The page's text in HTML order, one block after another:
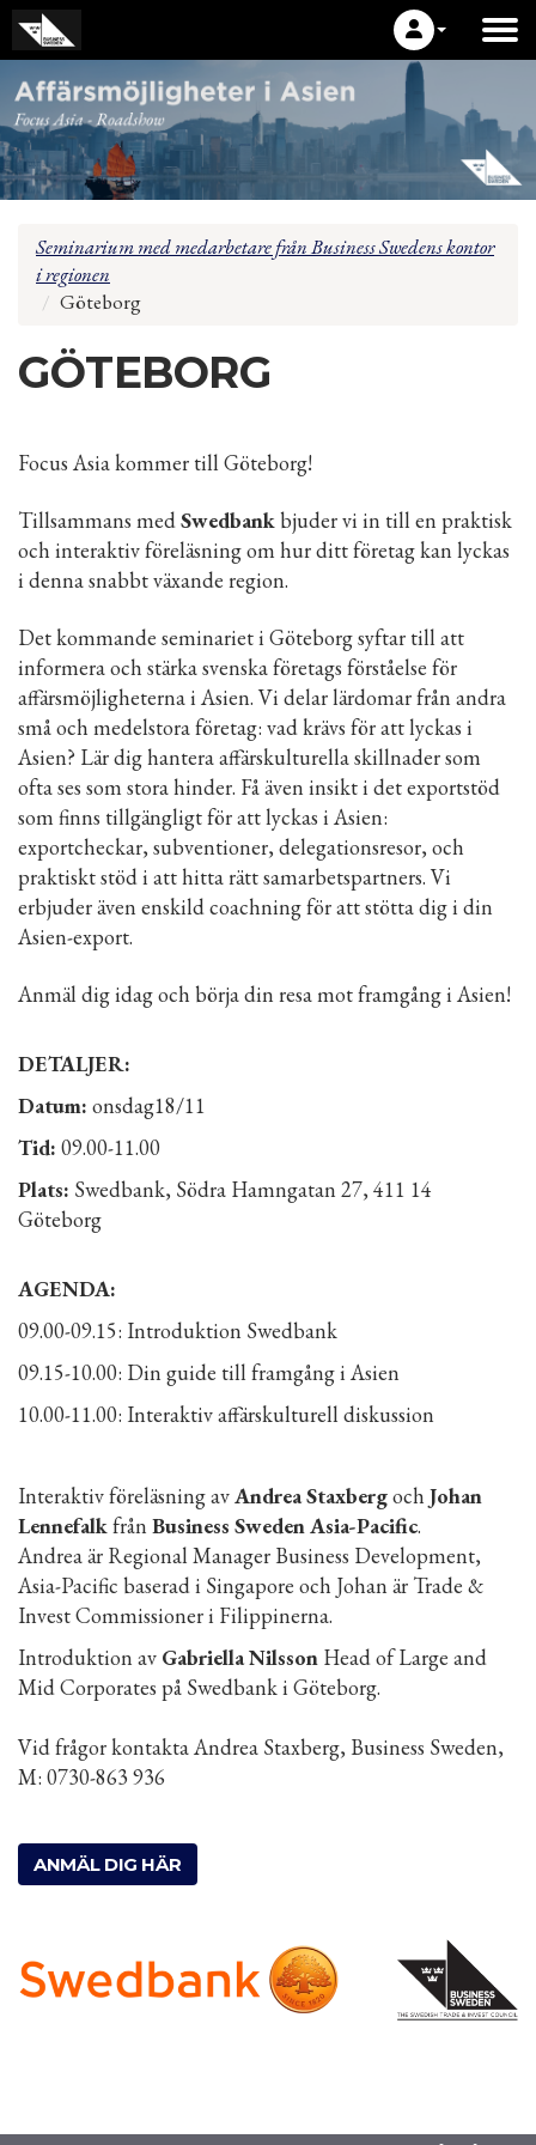
Seminarium med medarbetare från Business Swedens kontor
i regionen
Göteborg
GÖTEBORG
Focus Asia kommer till Göteborg!
Tillsammans medSwedbankbjuder vi in till en praktisk
och interaktiv föreläsning om hur ditt företag kan lyckas
i denna snabbt växande region.
Det kommande seminariet i Göteborg syftar till att
informera och stärka svenska företags förståelse för
affärsmöjligheterna i Asien. Vi delar lärdomar från andra
små och medelstora företag: vad krävs för att lyckas i
Asien? Lär dig hantera affärskulturella skillnader som
ofta ses som stora hinder. Få även insikt i det exportstöd
som finns tillgängligt för att lyckas i Asien:
exportcheckar, subventioner, delegationsresor, och
praktiskt stöd i att hitta rätt samarbetspartners. Vi
erbjuder även enskild coachning för att stötta dig i din
Asien-export.
Anmäl dig idag och börja din resa mot framgång i Asien!
DETALJER:
Datum: onsdag18/11
Tid: 09.00-11.00
Plats: Swedbank, Södra Hamngatan 27, 411 14
Göteborg
AGENDA:
09.00-09.15: Introduktion Swedbank
09.15-10.00: Din guide till framgång i Asien
10.00-11.00: Interaktiv affärskulturell diskussion
Interaktiv föreläsning avAndrea Staxbergoch Johan
Lennefalkfrån Business Sweden Asia-Pacific.
Andrea är Regional Manager Business Development,
Asia-Pacific baserad i Singapore och Johan är Trade &
Invest Commissioner i Filippinerna.
Introduktion av Gabriella Nilsson Head of Large and
Mid Corporates på Swedbank i Göteborg.
Vid frågor kontakta Andrea Staxberg, Business Sweden,
M: 0730-863 936
ANMÄL DIG HÄR